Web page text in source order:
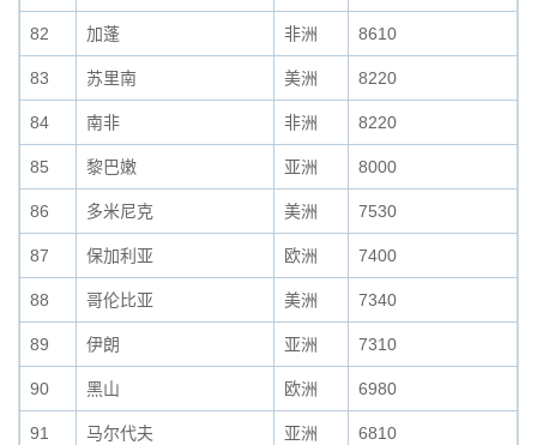
82 加蓬 非洲 8610
83 苏里南 美洲 8220
84 南非 非洲 8220
85 黎巴嫩 亚洲 8000
86 多米尼克 美洲 7530
87 保加利亚 欧洲 7400
88 哥伦比亚 美洲 7340
89 伊朗 亚洲 7310
90 黑山 欧洲 6980
91 马尔代夫 亚洲 6810